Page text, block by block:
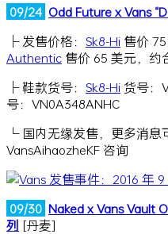
09/24 Odd Future x Vans
├ 发售价格： Sk8-Hi 售价
Authentic 售价 65 美元，约
├ 鞋款货号： Sk8-Hi 货号：
号：VN0A348ANHC
└ 国内无缘发售，更多消息
VansAihaozheKF 咨询
09/30 Naked x Vans Vault
列 [丹麦]